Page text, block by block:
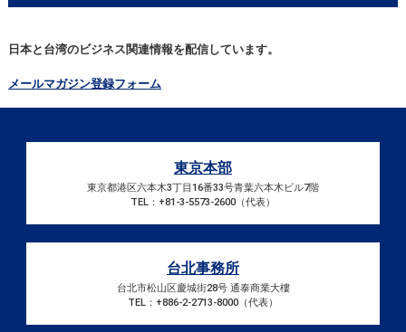
日本と台湾のビジネス関連情報を配信しています。
メールマガジン登録フォーム
東京本部
東京都港区六本木3丁目16番33号青葉六本木ビル7階
TEL：+81-3-5573-2600（代表）
台北事務所
台北市松山区慶城街28号 通泰商業大樓
TEL：+886-2-2713-8000（代表）